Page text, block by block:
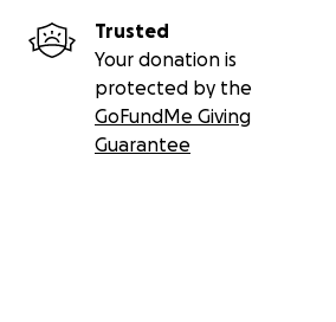
Trusted
Your donation is
protected by the
GoFundMe Giving
Guarantee